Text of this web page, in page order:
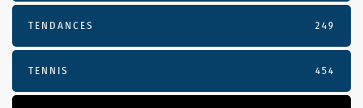
TENDANCES 249
TENNIS 454